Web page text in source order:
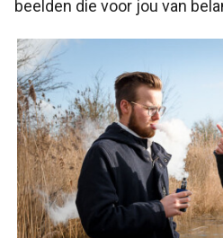
beelden die voor jou van